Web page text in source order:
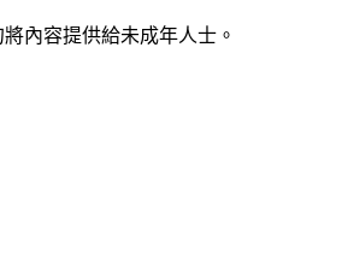
內容提供給未成年人士。